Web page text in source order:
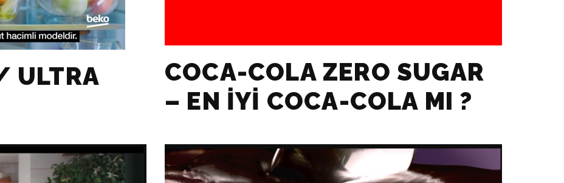
ULTRA
COCA-COLA ZERO SUGAR
– EN İYI COCA-COLA MI ?